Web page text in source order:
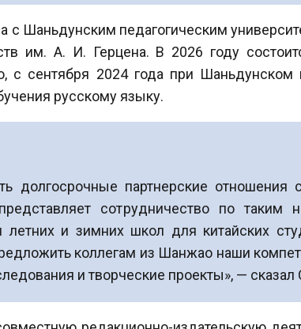
Шаньдунским педагогическим
им. А. И. Герцена. В 2026 году
сентября 2024 года при Шаньдунском
русскому языку.
долгосрочные партнерские отношения
сотрудничество по таким
летних и зимних школ для китайских
коллегам из Шанжао наши
и творческие проекты», — сказал